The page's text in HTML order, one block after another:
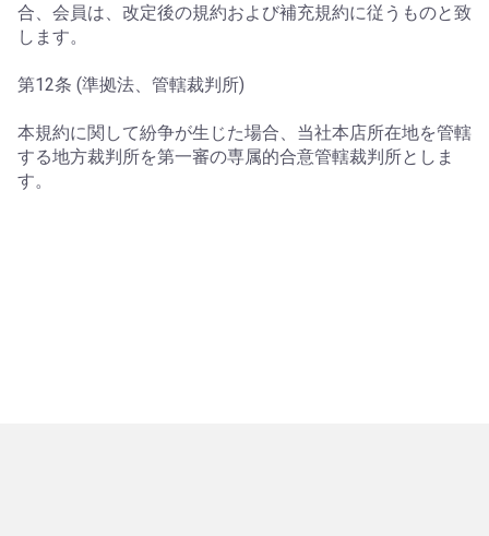
合、会員は、改定後の規約および補充規約に従うものと致
します。
第12条 (準拠法、管轄裁判所)
本規約に関して紛争が生じた場合、当社本店所在地を管轄
する地方裁判所を第一審の専属的合意管轄裁判所としま
す。